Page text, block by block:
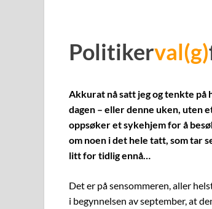
Politikerval(g)
Akkurat nå satt jeg og tenkte
dagen – eller denne uken, uten
oppsøker et sykehjem for å
om noen i det hele tatt, som tar
litt for tidlig ennå…
Det er på sensommeren, aller
i begynnelsen av september, at